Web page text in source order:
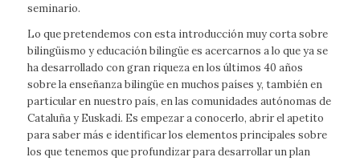
seminario.
Lo que pretendemos con esta introducción muy corta sobre
bilingüismo y educación bilingüe es acercarnos a lo que ya se
ha desarrollado con gran riqueza en los últimos 40 años
sobre la enseñanza bilingüe en muchos países y, también en
particular en nuestro país, en las comunidades autónomas de
Cataluña y Euskadi. Es empezar a conocerlo, abrir el apetito
para saber más e identificar los elementos principales sobre
los que tenemos que profundizar para desarrollar un plan